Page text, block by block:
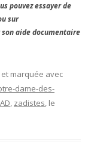
pouvez essayer de
sur
aide documentaire
et marquée avec
dame-des-
, zadistes, le